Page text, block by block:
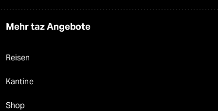
Mehr taz Angebote
Reisen
Kantine
Shop